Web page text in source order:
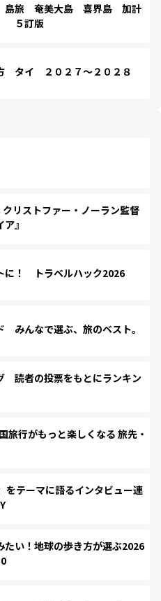
島旅 奄美大島 喜界島 加計
５訂版
タイ ２０２７～２０２８
リストファー・ノーラン監督
』
に！ トラベルハック2026
みんなで選ぶ、旅のベスト。
読者の投票をもとにランキン
行がもっと楽しくなる 旅先・
をテーマに語るインタビュー連
たい！地球の歩き方が選ぶ2026